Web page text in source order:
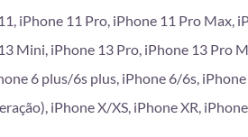
iPhone 11 Pro, iPhone 11 Pro Max,
Mini, iPhone 13 Pro, iPhone 13 Pro
6 plus/6s plus, iPhone 6/6s,
iPhone X/XS, iPhone XR,